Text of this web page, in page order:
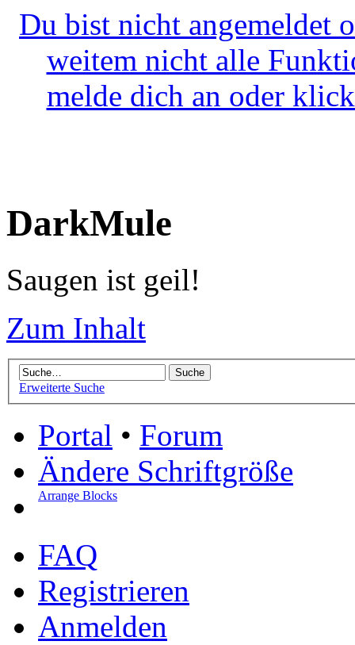
Du bist nicht angemeldet
weitem nicht alle
melde dich an oder
DarkMule
Saugen ist geil!
Zum Inhalt
Erweiterte Suche
Portal • Forum
Ändere Schriftgröße
Arrange Blocks
FAQ
Registrieren
Anmelden